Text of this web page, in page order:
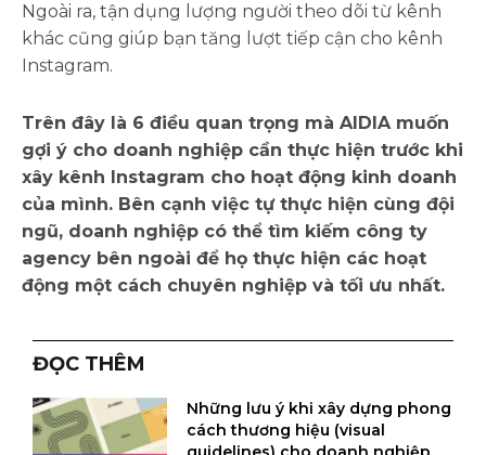
Ngoài ra, tận dụng lượng người theo dõi từ kênh
khác cũng giúp bạn tăng lượt tiếp cận cho kênh
Instagram.
Trên đây là 6 điều quan trọng mà AIDIA muốn
gợi ý cho doanh nghiệp cần thực hiện trước khi
xây kênh Instagram cho hoạt động kinh doanh
của mình. Bên cạnh việc tự thực hiện cùng đội
ngũ, doanh nghiệp có thể tìm kiếm công ty
agency bên ngoài để họ thực hiện các hoạt
động một cách chuyên nghiệp và tối ưu nhất.
ĐỌC THÊM
Những lưu ý khi xây dựng phong
cách thương hiệu (visual